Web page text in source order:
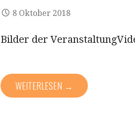
8 Oktober 2018
Bilder der
WEITERLESEN →